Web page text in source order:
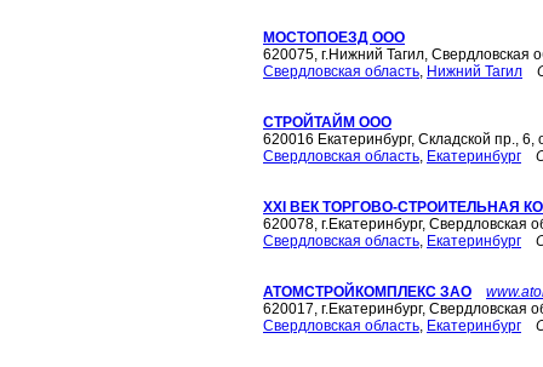
МОСТОПОЕЗД ООО
620075, г.Нижний Тагил, Свердловская
Свердловская область, Нижний Тагил
СТРОЙТАЙМ ООО
620016 Екатеринбург, Складской пр., 6,
Свердловская область, Екатеринбург
XXI ВЕК ТОРГОВО-СТРОИТЕЛЬНАЯ
620078, г.Екатеринбург, Свердловская
Свердловская область, Екатеринбург
АТОМСТРОЙКОМПЛЕКС ЗАО
620017, г.Екатеринбург, Свердловская
Свердловская область, Екатеринбург